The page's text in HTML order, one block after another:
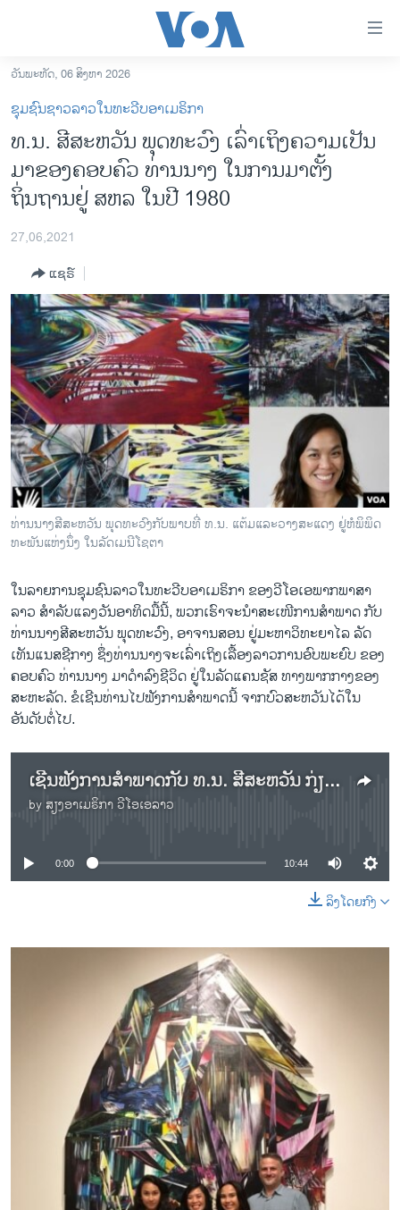
ເຂົ້າ
ຫາ
ຂ້າມ
ຂ້າມ
ຂ້າມ
ໄປ
ຫາ
ຊອກ
ລາວ
ການເລືອກຕັ້ງ ປະທານາທີບໍດີ ສະຫະລັດ 2024
ອິດສະຫຼະພາບດ້ານການຂ່າວ
ຊີວິດຊາວລາວ
ຊຸມຊົນຊາວລາວ
ວິທະຍາສາດ-ເທັກໂນໂລຈີ
ທຸລະກິດ
ພາສາອັງກິດ
ວີດີໂອ
ສຽງ
ລາຍງານ
ຕິດຕາມພວກເຮົາ ທີ່
ພາສາຕ່າງໆ
ວັນພະຫັດ, 06 ສິງຫາ 2026
ຊຸມຊົນຊາວລາວໃນທະວີບອາເມຣິກາ
ທ.ນ. ສີສະຫວັນ ພຸດທະວົງ ເລົ່າເຖິງຄວາມເປັນ
ມາຂອງຄອບຄົວ ທ່ານນາງ ໃນການມາຕັ້ງ
ຖິ່ນຖານຢູ່ ສຫລ ໃນປີ 1980
27,06,2021
ແຊຣ໌
ທ່ານນາງສີສະຫວັນ ພຸດທະວົງກັບພາບທີ່ ທ.ນ. ແຕ້ມແລະວາງສະແດງ ຢູ່ຫໍພິພິດ
ທະພັນແຫ່ງນຶ່ງ ໃນລັດເມນີໂຊຕາ
ໃນລາຍການຊຸມຊົນລາວໃນທະວີບອາເມຣິກາ ຂອງວີໂອເອພາກພາສາ
ລາວ ສຳລັບແລງວັນອາທິດມື້ນີ້, ພວກເຮົາຈະນຳສະເໜີການສໍາພາດ ກັບ
ທ່ານນາງສີສະຫວັນ ພຸດທະວົງ, ອາຈານສອນ ຢູ່ມະຫາວິທະຍາໄລ ລັດ
ເທັນແນສຊີກາງ ຊຶ່ງທ່ານນາງຈະເລົ່າເຖິງເລື້ອງລາວການອົບພະຍົບ ຂອງ
ຄອບຄົວ ທ່ານນາງ ມາດຳລົງຊີວິດ ຢູ່ໃນລັດແຄນຊັສ ທາງພາກກາງຂອງ
ສະຫະລັດ. ຂໍເຊີນທ່ານໄປຟັງການສຳພາດນີ້ ຈາກບົວສະຫວັນໄດ້ໃນ
ອັນດັບຕໍ່ໄປ.
ເຊີນຟັງການສໍາພາດກັບ ທ.ນ. ສີສະຫວັນ ກ່ຽວກັບຄວາມເປັນມາຂອງການມາຕັ້ງຖິ່ນຖານໃໝ່ຂອງຄອບຄົວ ໃນ ສຫລ
by ສຽງອາເມຣິກາ ວີໂອເອລາວ
No media source currently available
0:00 10:44
ລິງໂດຍກົງ